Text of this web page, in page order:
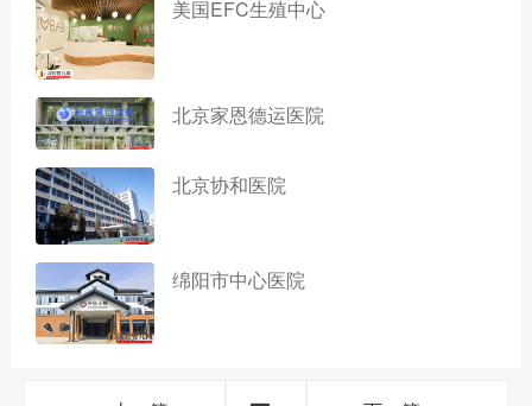
美国EFC生殖中心
北京家恩德运医院
北京协和医院
绵阳市中心医院